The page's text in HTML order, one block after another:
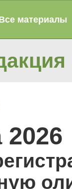
материалы
2026